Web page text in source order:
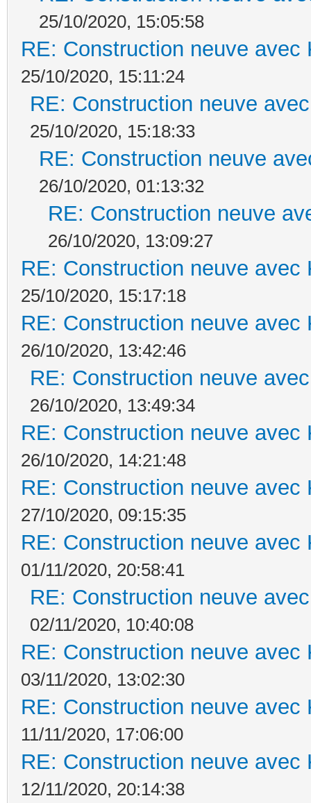
25/10/2020, 15:05:58
RE: Construction neuve avec
25/10/2020, 15:11:24
RE: Construction neuve
25/10/2020, 15:18:33
RE: Construction neuve
26/10/2020, 01:13:32
RE: Construction neuve
26/10/2020, 13:09:27
RE: Construction neuve avec
25/10/2020, 15:17:18
RE: Construction neuve avec
26/10/2020, 13:42:46
RE: Construction neuve
26/10/2020, 13:49:34
RE: Construction neuve avec
26/10/2020, 14:21:48
RE: Construction neuve avec
27/10/2020, 09:15:35
RE: Construction neuve avec
01/11/2020, 20:58:41
RE: Construction neuve
02/11/2020, 10:40:08
RE: Construction neuve avec
03/11/2020, 13:02:30
RE: Construction neuve avec
11/11/2020, 17:06:00
RE: Construction neuve avec
12/11/2020, 20:14:38